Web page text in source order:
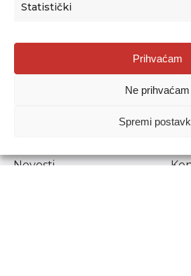
Statistički
Prihvaćam
Ne prihvaćam
Spremi
Agencija za odgoj i obrazovanje
Donje Svetice 38, 10000 Zagreb
1778129
Prenošenje sadržaja dopušteno je
Novosti